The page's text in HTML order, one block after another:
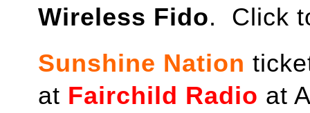
Wireless Fido. Click
Sunshine Nation t
at Fairchild Radio at